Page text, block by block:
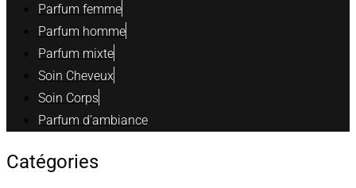
Parfum femme
Parfum homme
Parfum mixte
Soin Cheveux
Soin Corps
Parfum d’ambiance
Catégories